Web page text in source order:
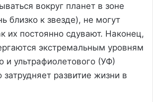
вокруг планет в зоне
близко к звезде), не могут
их постоянно сдувают. Наконец,
экстремальным уровням
и ультрафиолетового (УФ)
затрудняет развитие жизни в